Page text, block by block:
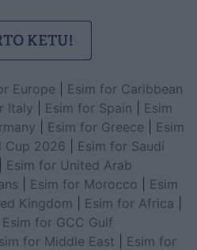
Europe
Esim for Caribbean
Italy Esim for Spain
Esim
Esim for Greece
Esim
Cup 2026
Esim for Saudi
Esim for United Arab
Esim for Morocco
Esim
Kingdom Esim for Africa
Esim for GCC Gulf
for Middle East
Esim for